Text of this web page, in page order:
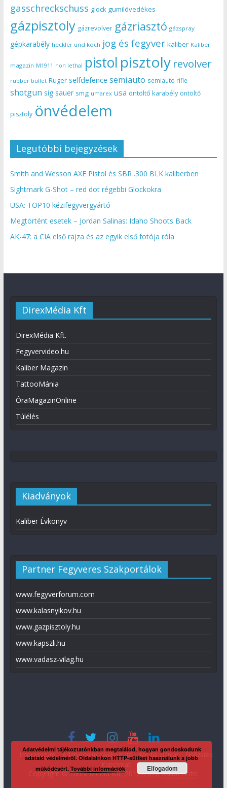
gasschreckschuss glock gumilövedékes
gázpisztoly gázrevolver gázriasztó gázspray
gépkarabély heckler und koch jog és fegyver kaliber Kaliber
magazin M1911 non lethal pistol pisztoly revolver
rubber bullet Ruger selfdefence semiauto semiauto rifle
shotgun sig sauer smg umarex usa öntöltő karabély öntöltő
pisztoly önvédelem
Legutóbbi bejegyzések
Smith and Wesson AXE Pistol és SBR .300 BLK kaliberben
Sightmark G-Shot – red dot régebbi Glockokra
USA: TOP10 kézifegyvergyártó
Megtörtént esetek – Jordan Salinas: Idaho Shoots Back
AK-47: a CIA első rajza és az egyik első fotója róla
DirexMédia Kft
DirexMédia Kft.
Fegyvervideo.hu
Kaliber Magazin
TattooMánia
ÓraMagazinOnline
Túlélés
Kiadványok
Kaliber Évkönyv
Partner Fegyveres Szakportálok
www.fegyverforum.com
www.kalasnyikov.hu
www.gazpisztoly.hu
www.kapszli.hu
www.vadasz-vilag.hu
Impresszum Adatvédelmi tájékoztató Média ajánlat
Előfizetés
Copyright © Direx Média Kft. 2012-2026KaliberInfo
Adatvédelmi tájékoztatónkban megtalálod, hogyan gondoskodunk
adataid védelméről. Oldalainkon HTTP-sütiket használunk a jobb
működésért.További információk Elfogadom